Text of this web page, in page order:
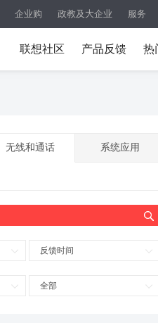
企业购 政教及大企业 服务
联想社区 产品反馈 热
无线和通话 系统应用
反馈时间
全部